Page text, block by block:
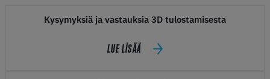
Kysymyksiä ja vastauksia 3D tulostamisesta
LUE LISÄÄ